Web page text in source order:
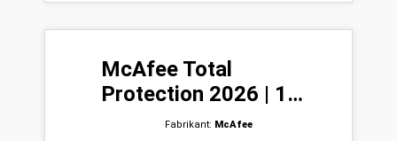
McAfee Total
Protection 2026 | 1
Apparaat | 1 Jaar
Fabrikant: McAfee